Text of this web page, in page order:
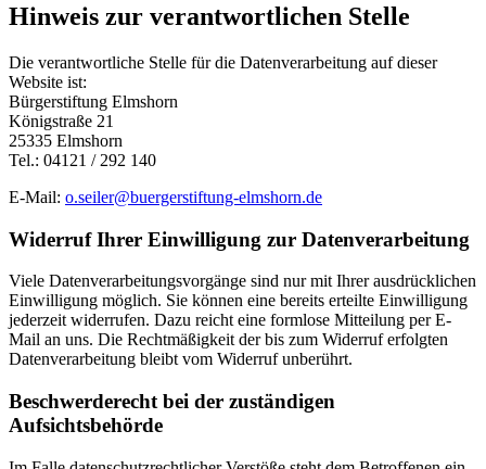
Hinweis zur verantwortlichen Stelle
Die verantwortliche Stelle für die Datenverarbeitung auf dieser
Website ist:
Bürgerstiftung Elmshorn
Königstraße 21
25335 Elmshorn
Tel.: 04121 / 292 140
E-Mail: o.seiler@buergerstiftung-elmshorn.de
Widerruf Ihrer Einwilligung zur Datenverarbeitung
Viele Datenverarbeitungsvorgänge sind nur mit Ihrer ausdrücklichen
Einwilligung möglich. Sie können eine bereits erteilte Einwilligung
jederzeit widerrufen. Dazu reicht eine formlose Mitteilung per E-
Mail an uns. Die Rechtmäßigkeit der bis zum Widerruf erfolgten
Datenverarbeitung bleibt vom Widerruf unberührt.
Beschwerderecht bei der zuständigen
Aufsichtsbehörde